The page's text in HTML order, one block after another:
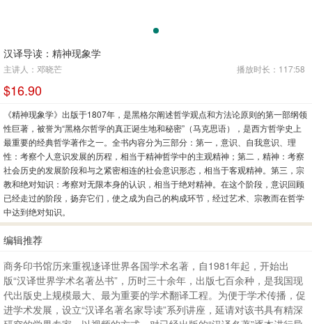
汉译导读：精神现象学
主讲人：邓晓芒 播放时长：117:58
$16.90
《精神现象学》出版于1807年，是黑格尔阐述哲学观点和方法论原则的第一部纲领
性巨著，被誉为“黑格尔哲学的真正诞生地和秘密”（马克思语），是西方哲学史上
最重要的经典哲学著作之一。全书内容分为三部分：第一，意识、自我意识、理
性：考察个人意识发展的历程，相当于精神哲学中的主观精神；第二，精神：考察
社会历史的发展阶段和与之紧密相连的社会意识形态，相当于客观精神。第三，宗
教和绝对知识：考察对无限本身的认识，相当于绝对精神。在这个阶段，意识回顾
已经走过的阶段，扬弃它们，使之成为自己的构成环节，经过艺术、宗教而在哲学
中达到绝对知识。
编辑推荐
商务印书馆历来重视迻译世界各国学术名著，自1981年起，开始出
版“汉译世界学术名著丛书”，历时三十余年，出版七百余种，是我国现
代出版史上规模最大、最为重要的学术翻译工程。为便于学术传播，促
进学术发展，设立“汉译名著名家导读”系列讲座，延请对该书具有精深